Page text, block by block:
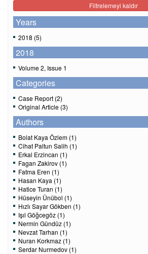
Filtrelemeyi kaldır
Years
2018 (5)
2018
Volume 2, Issue 1
Categories
Case Report (2)
Original Article (3)
Authors
Bolat Kaya Özlem (1)
Cihat Paltun Salih (1)
Erkal Erzincan (1)
Fagan Zakirov (1)
Fatma Eren (1)
Hasan Kaya (1)
Hatice Turan (1)
Hüseyin Ünübol (1)
Hızlı Sayar Gökben (1)
Işıl Göğcegöz (1)
Nermin Gündüz (1)
Nevzat Tarhan (1)
Nuran Korkmaz (1)
Serdar Nurmedov (1)